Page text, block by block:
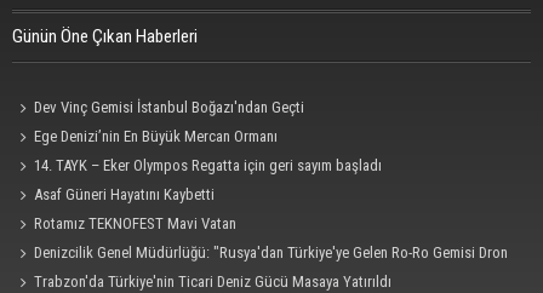
Günün Öne Çıkan Haberleri
Dev Vinç Gemisi İstanbul Boğazı'ndan Geçti
Ege Denizi’nin En Büyük Mercan Ormanı
14. TAYK – Eker Olympos Regatta için geri sayım başladı
Asaf Güneri Hayatını Kaybetti
Rotamız TEKNOFEST Mavi Vatan
Denizcilik Genel Müdürlüğü: "Rusya'dan Türkiye'ye Gelen Ro-Ro Gemisi Dron
Saldırısına Uğradı"
Trabzon'da Türkiye'nin Ticari Deniz Gücü Masaya Yatırıldı